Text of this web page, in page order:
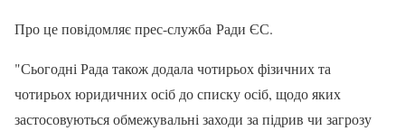
Про це повідомляє прес-служба Ради ЄС.
"Сьогодні Рада також додала чотирьох фізичних та
чотирьох юридичних осіб до списку осіб, щодо яких
застосовуються обмежувальні заходи за підрив чи загрозу